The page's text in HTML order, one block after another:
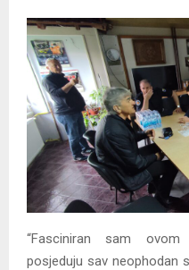
“Fasciniran sam
posjeduju sav neophodan